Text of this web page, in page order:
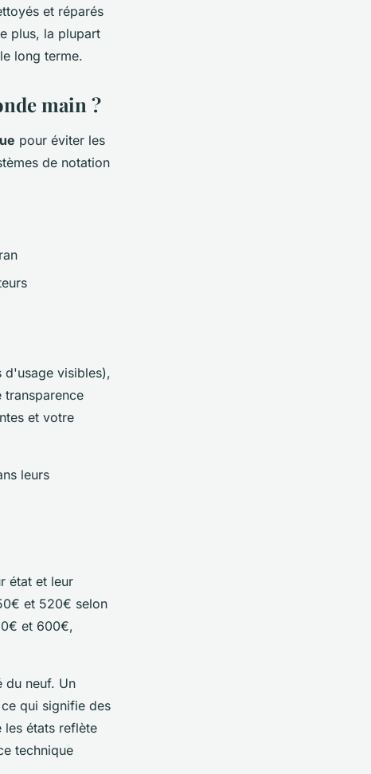
et réparés
plus, la plupart
long terme.
main ?
pour éviter les
de notation
d'usage visibles),
et votre
leurs
état et leur
et 520€ selon
et 600€,
du neuf. Un
qui signifie des
les états reflète
technique